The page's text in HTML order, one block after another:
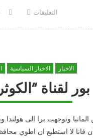
Authorالتعليقاتعلى
القوات
الأمريكية
سيلقى
بها
العراق
الاخبار الاخبار السياسية
لقناة
وتوجهت برا الى
فانا لا استطيع ان اطوي